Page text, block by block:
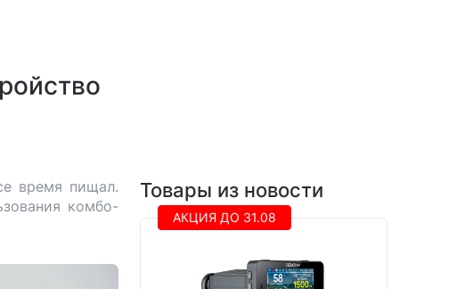
время пищал.
комбо-
Товары из новости
АКЦИЯ ДО 31.08